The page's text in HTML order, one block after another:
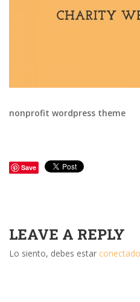
nonprofit wordpress theme
Save
LEAVE A REPLY
Lo siento, debes estar conectado